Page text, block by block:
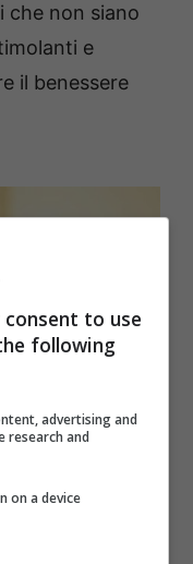
che non siano
e
il benessere
i giorni
to use
following
advertising and
research and
on a device